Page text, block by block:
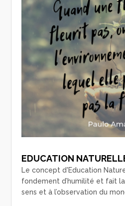
EDUCATION
Le concept d'Education
fondement d’humilité et fait
sens et à l’observation du